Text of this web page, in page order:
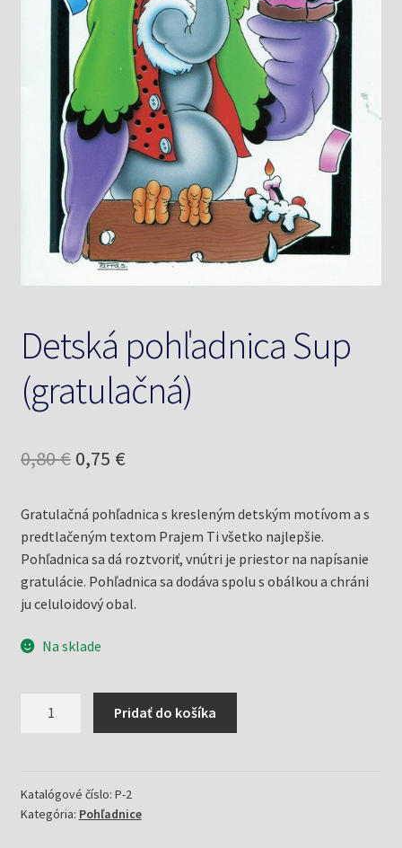
Detská pohľadnica Sup
(gratulačná)
0,80€ Pôvodná
bola:
0,80 €.
0,75 €Aktuálna
je:
0,75 €.
Gratulačná pohľadnica s kresleným detským motívom a s
predtlačeným textom Prajem Ti všetko najlepšie.
Pohľadnica sa dá roztvoriť, vnútri je priestor na napísanie
gratulácie. Pohľadnica sa dodáva spolu s obálkou a chráni
ju celuloidový obal.
Na sklade
(gratulačná)
Pridať do košíka
Katalógové číslo: P-2
Kategória: Pohľadnice